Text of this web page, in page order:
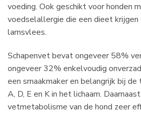
voeding. Ook geschikt voor honden
voedselallergie die een dieet krijgen
lamsvlees.
Schapenvet bevat ongeveer 58%
ongeveer 32% enkelvoudig
een smaakmaker en belangrijk bij
A, D, E en K in het lichaam.
vetmetabolisme van de hond zeer